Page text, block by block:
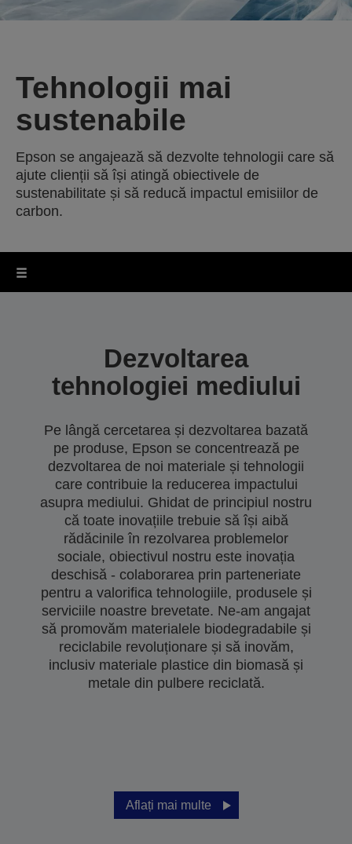
Tehnologii mai
sustenabile
Epson se angajează să dezvolte tehnologii care să
ajute clienții să își atingă obiectivele de
sustenabilitate și să reducă impactul emisiilor de
carbon.
Dezvoltarea
tehnologiei mediului
Pe lângă cercetarea și dezvoltarea bazată
pe produse, Epson se concentrează pe
dezvoltarea de noi materiale și tehnologii
care contribuie la reducerea impactului
asupra mediului. Ghidat de principiul nostru
că toate inovațiile trebuie să își aibă
rădăcinile în rezolvarea problemelor
sociale, obiectivul nostru este inovația
deschisă - colaborarea prin parteneriate
pentru a valorifica tehnologiile, produsele și
serviciile noastre brevetate. Ne-am angajat
să promovăm materialele biodegradabile și
reciclabile revoluționare și să inovăm,
inclusiv materiale plastice din biomasă și
metale din pulbere reciclată.
Aflați mai multe